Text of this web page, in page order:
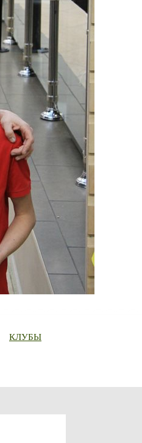
КЛУБЫ